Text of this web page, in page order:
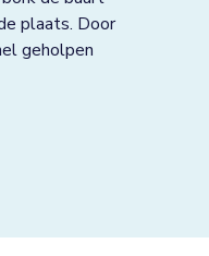
plaats. Door
geholpen